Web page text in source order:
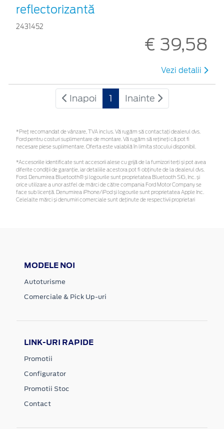
reflectorizantă
2431452
€ 39,58
Vezi detalii
Inapoi 1 Inainte
*Preţ recomandat de vânzare, TVA inclus. Vă rugăm să contactaţi dealerul dvs.
Ford pentru costuri suplimentare de montare. Vă rugăm să rețineți că pot fi
necesare piese suplimentare. Oferta este valabilă în limita stocului disponibil.
*Accesoriile identificate sunt accesorii alese cu grijă de la furnizori terți și pot avea
diferite condiții de garanție, iar detaliile acestora pot fi obținute de la dealerul dvs.
Ford. Denumirea Bluetooth® și logourile sunt proprietatea Bluetooth SIG, Inc. și
orice utilizare a unor astfel de mărci de către compania Ford Motor Company se
face sub licență. Denumirea iPhone/iPod și logourile sunt proprietatea Apple Inc.
Celelalte mărci și denumiri comerciale sunt deținute de respectivii proprietari
MODELE NOI
Autoturisme
Comerciale & Pick Up-uri
LINK-URI RAPIDE
Promotii
Configurator
Promotii Stoc
Contact